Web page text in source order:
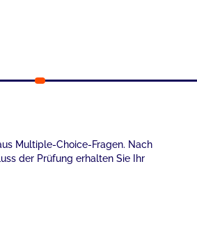
Multiple-Choice-Fragen. Nach
der Prüfung erhalten Sie Ihr